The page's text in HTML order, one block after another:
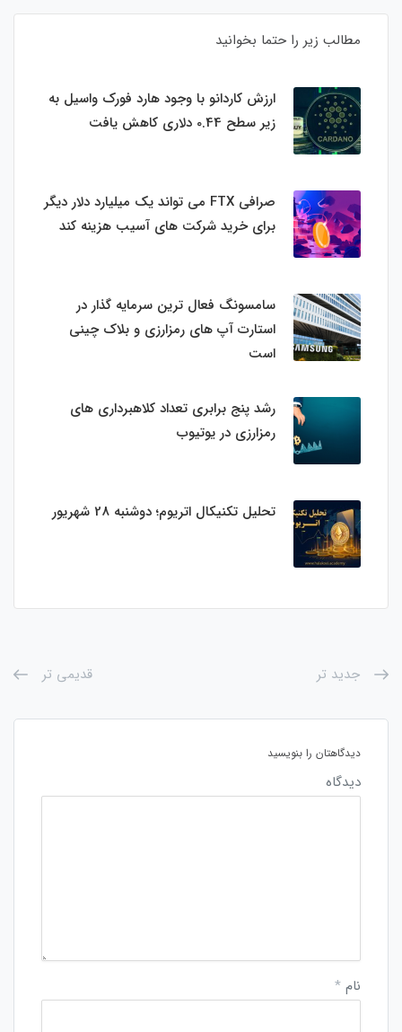
مطالب زیر را حتما بخوانید
ارزش کاردانو با وجود هارد فورک واسیل به
زیر سطح 0.44 دلاری کاهش یافت
صرافی FTX می تواند یک میلیارد دلار دیگر
برای خرید شرکت های آسیب هزینه کند
سامسونگ فعال‌ ترین سرمایه‌ گذار در
استارت‌ آپ‌ های رمزارزی و بلاک چینی
است
رشد پنج برابری تعداد کلاهبرداری های
رمزارزی در یوتیوب
تحلیل تکنیکال اتریوم؛ دوشنبه 28 شهریور
جدید تر قدیمی تر
دیدگاهتان را بنویسید
دیدگاه
نام *